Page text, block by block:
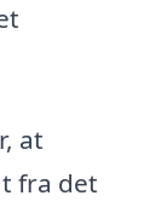
at
fra det